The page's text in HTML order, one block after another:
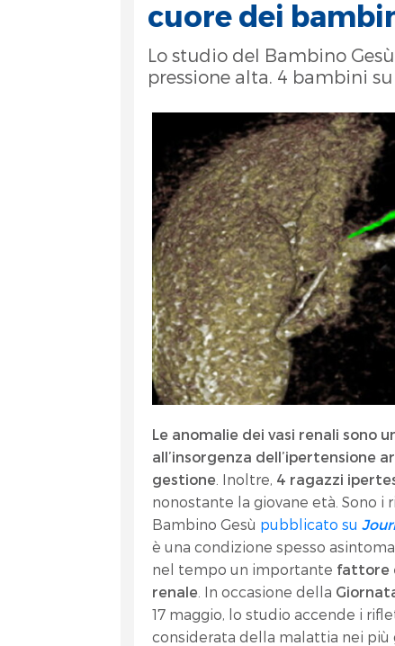
cuore dei
Lo studio del Bambino
pressione alta. 4 bambini
Le anomalie dei vasi renali sono
all’insorgenza dell’ipertensione
gestione . Inoltre, 4 ragazzi
nonostante la giovane età. Sono
Bambino Gesù pubblicato su
è una condizione spesso
nel tempo un importante fattore
renale . In occasione della
17 maggio, lo studio accende i
considerata della malattia nei più